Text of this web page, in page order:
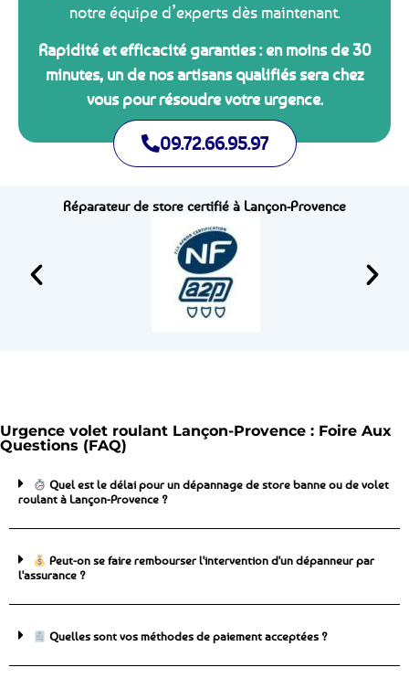
notre équipe d’experts dès maintenant.
Rapidité et efficacité garanties : en moins de 30
minutes, un de nos artisans qualifiés sera chez
vous pour résoudre votre urgence.
09.72.66.95.97
Réparateur de store certifié à Lançon-Provence
Urgence volet roulant Lançon-Provence : Foire Aux
Questions (FAQ)
Quel est le délai pour un dépannage de store banne ou de volet
roulant à Lançon-Provence ?
Peut-on se faire rembourser l'intervention d'un dépanneur par
l'assurance ?
Quelles sont vos méthodes de paiement acceptées ?